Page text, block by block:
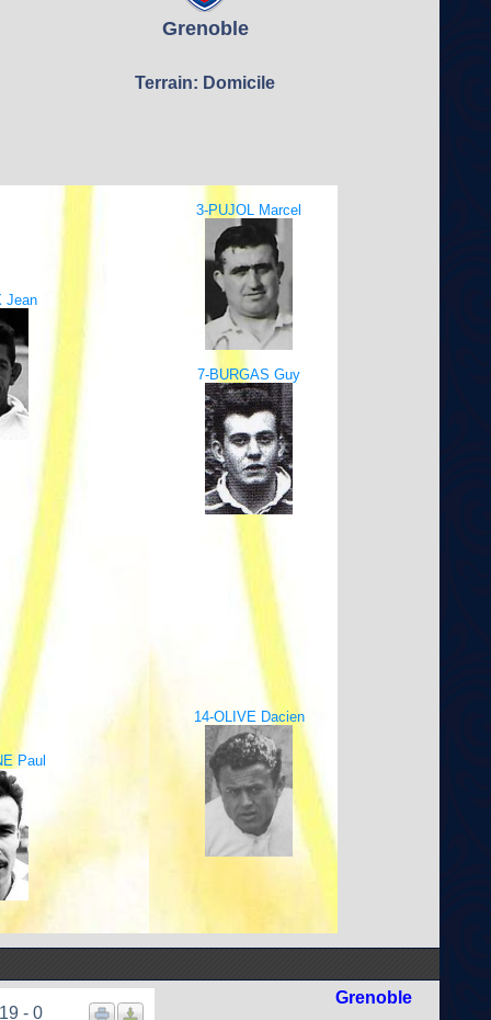
Grenoble
Terrain: Domicile
3-PUJOL Marcel
Jean
7-BURGAS Guy
14-OLIVE Dacien
Paul
- 0
Grenoble